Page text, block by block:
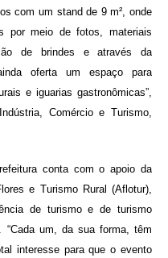
com um stand de 9 m², onde
por meio de fotos, materiais
de brindes e através da
oferta um espaço para
e iguarias gastronômicas”,
Comércio e Turismo,
conta com o apoio da
e Turismo Rural (Aflotur),
de turismo e de turismo
“Cada um, da sua forma, têm
interesse para que o evento